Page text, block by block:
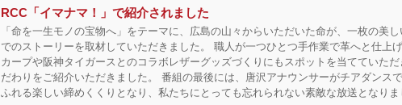
RCC「イマナマ！」で紹介されました
「命を一生モノの宝物へ」をテーマに、広島の山々からいただいた命が、一枚の美
でのストーリーを取材していただきました。 職人が一つひとつ手作業で革へと仕上
カープや阪神タイガースとのコラボレザーグッズづくりにもスポットを当てていた
だわりをご紹介いただきました。 番組の最後には、唐沢アナウンサーがチアダンス
ふれる楽しい締めくくりとなり、私たちにとっても忘れられない素敵な放送となりま